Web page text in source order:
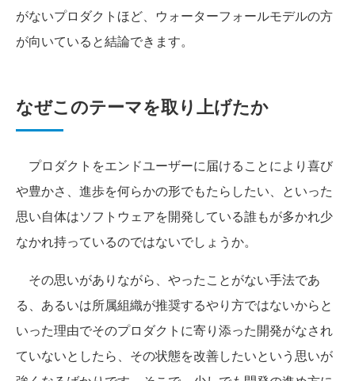
がないプロダクトほど、ウォーターフォールモデルの方
が向いていると結論できます。
なぜこのテーマを取り上げたか
プロダクトをエンドユーザーに届けることにより喜び
や豊かさ、進歩を何らかの形でもたらしたい、といった
思い自体はソフトウェアを開発している誰もが多かれ少
なかれ持っているのではないでしょうか。
その思いがありながら、やったことがない手法であ
る、あるいは所属組織が推奨するやり方ではないからと
いった理由でそのプロダクトに寄り添った開発がなされ
ていないとしたら、その状態を改善したいという思いが